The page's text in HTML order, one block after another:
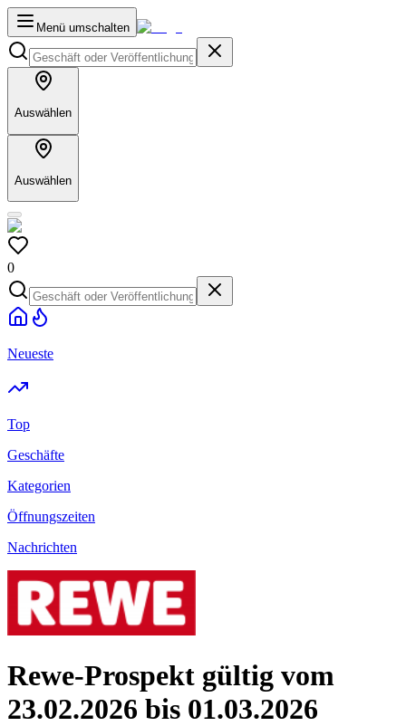
Menü umschalten
Auswählen
Auswählen
0
Neueste
Top
Geschäfte
Kategorien
Öffnungszeiten
Nachrichten
Rewe-Prospekt gültig vom
23.02.2026 bis 01.03.2026